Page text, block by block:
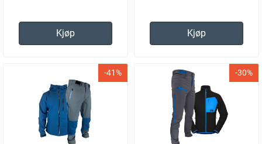
Kjøp Kjøp
-41% -30%